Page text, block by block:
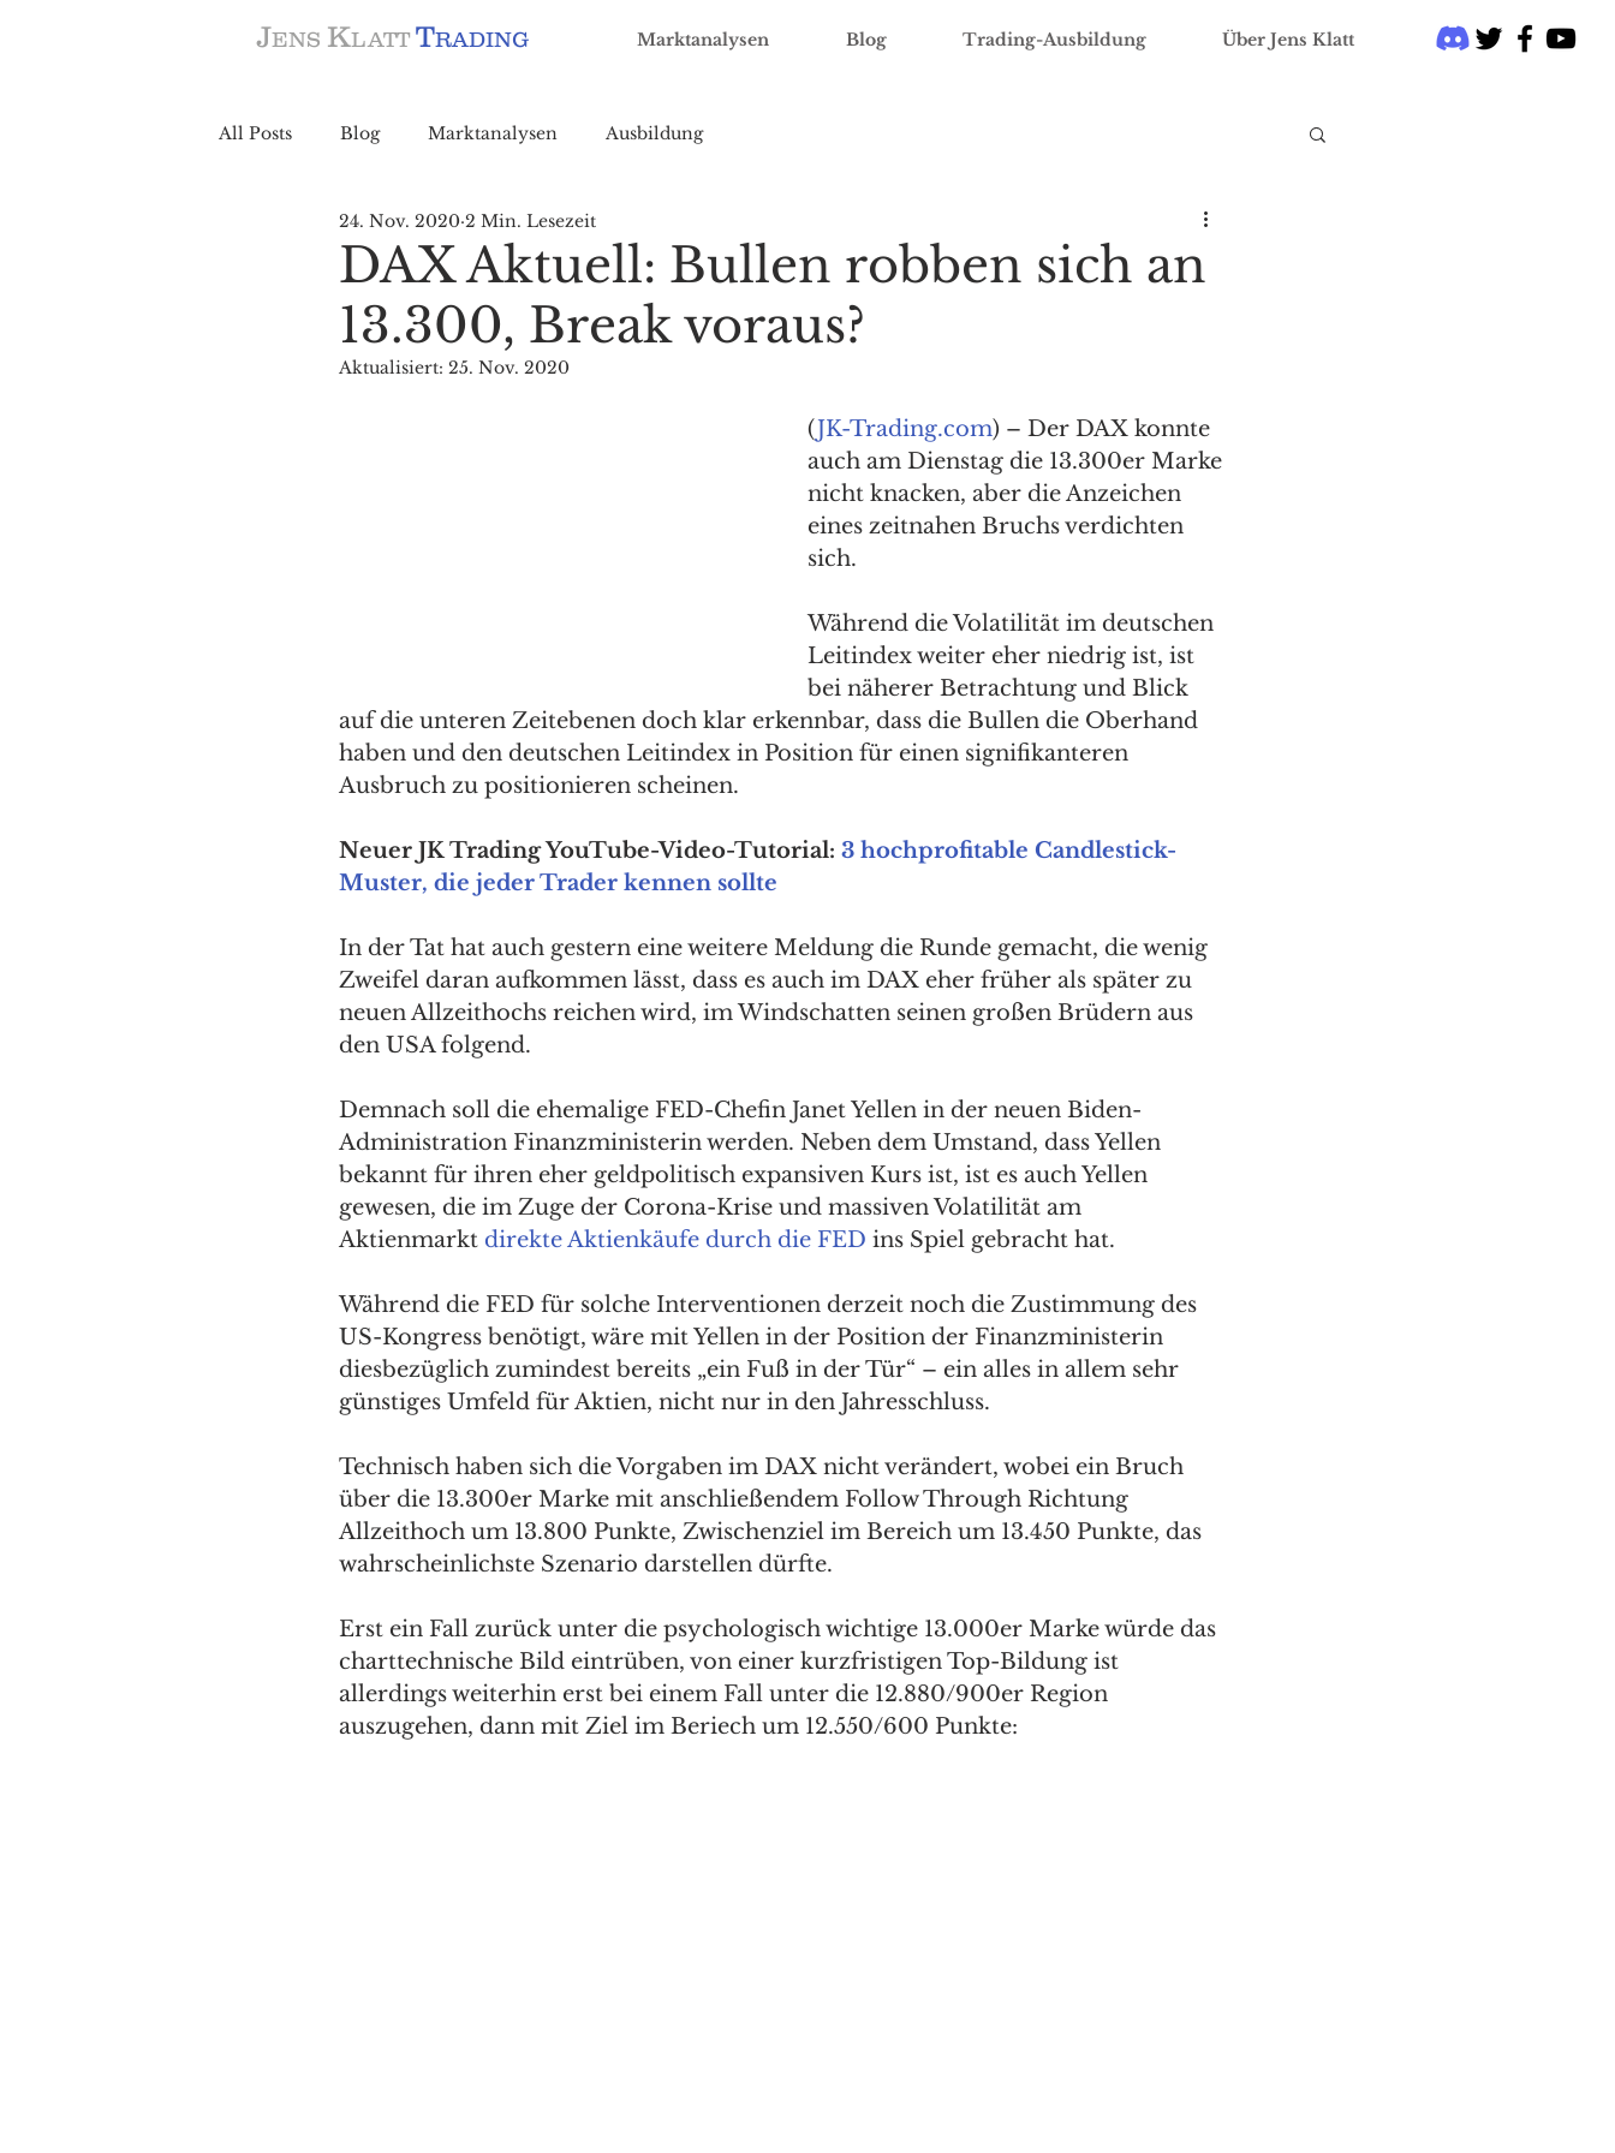
JENS KLATT TRADING Marktanalysen Blog Trading-Ausbildung Über Jens Klatt
All Posts Blog Marktanalysen Ausbildung
DAX Aktuell: Bullen robben sich an
13.300, Break voraus?
24. Nov. 2020 2 Min. Lesezeit
Aktualisiert: 25. Nov. 2020
(JK-Trading.com) – Der DAX konnte
auch am Dienstag die 13.300er Marke
nicht knacken, aber die Anzeichen
eines zeitnahen Bruchs verdichten
sich.
Während die Volatilität im deutschen
Leitindex weiter eher niedrig ist, ist
bei näherer Betrachtung und Blick
auf die unteren Zeitebenen doch klar erkennbar, dass die Bullen die Oberhand
haben und den deutschen Leitindex in Position für einen signifikanteren
Ausbruch zu positionieren scheinen.
Neuer JK Trading YouTube-Video-Tutorial: 3 hochprofitable Candlestick-
Muster, die jeder Trader kennen sollte
In der Tat hat auch gestern eine weitere Meldung die Runde gemacht, die wenig
Zweifel daran aufkommen lässt, dass es auch im DAX eher früher als später zu
neuen Allzeithochs reichen wird, im Windschatten seinen großen Brüdern aus
den USA folgend.
Demnach soll die ehemalige FED-Chefin Janet Yellen in der neuen Biden-
Administration Finanzministerin werden. Neben dem Umstand, dass Yellen
bekannt für ihren eher geldpolitisch expansiven Kurs ist, ist es auch Yellen
gewesen, die im Zuge der Corona-Krise und massiven Volatilität am
Aktienmarkt direkte Aktienkäufe durch die FED ins Spiel gebracht hat.
Während die FED für solche Interventionen derzeit noch die Zustimmung des
US-Kongress benötigt, wäre mit Yellen in der Position der Finanzministerin
diesbezüglich zumindest bereits „ein Fuß in der Tür“ – ein alles in allem sehr
günstiges Umfeld für Aktien, nicht nur in den Jahresschluss.
Technisch haben sich die Vorgaben im DAX nicht verändert, wobei ein Bruch
über die 13.300er Marke mit anschließendem Follow Through Richtung
Allzeithoch um 13.800 Punkte, Zwischenziel im Bereich um 13.450 Punkte, das
wahrscheinlichste Szenario darstellen dürfte.
Erst ein Fall zurück unter die psychologisch wichtige 13.000er Marke würde das
charttechnische Bild eintrüben, von einer kurzfristigen Top-Bildung ist
allerdings weiterhin erst bei einem Fall unter die 12.880/900er Region
auszugehen, dann mit Ziel im Beriech um 12.550/600 Punkte: